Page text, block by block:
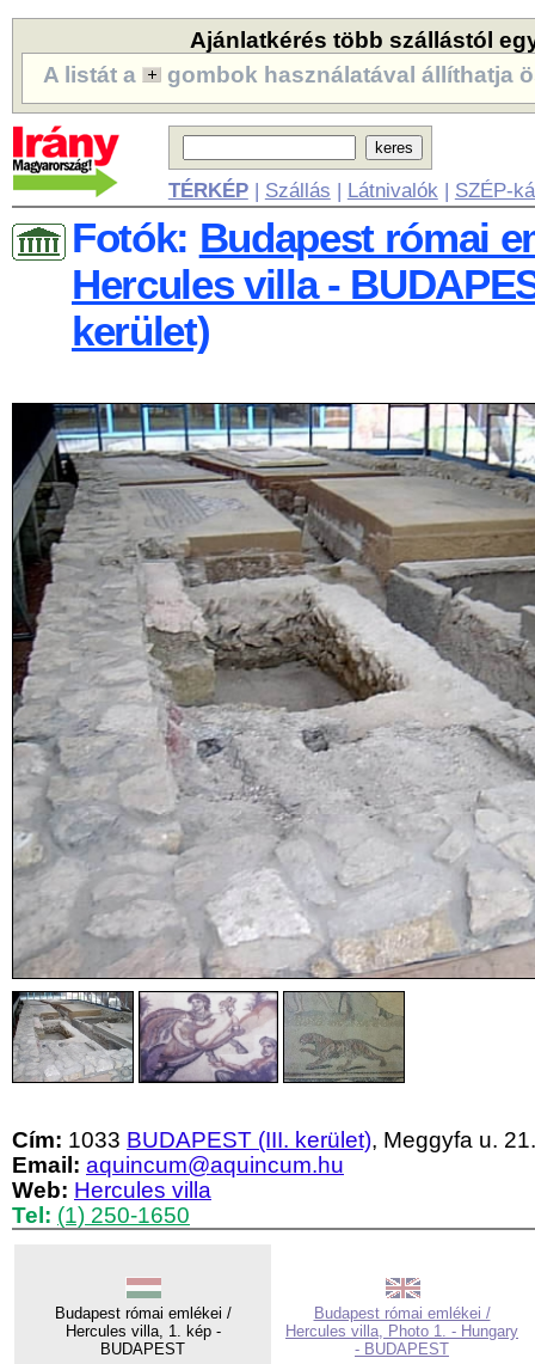
Ajánlatkérés több szállástól
A listát a
gombok használatával állíthatja
TÉRKÉP| Szállás | Látnivalók | SZÉP-
Fotók: Budapest római
Hercules villa -
kerület)
Cím: 1033 BUDAPEST (III. kerület), Meggyfa u. 21.
Email: aquincum@aquincum.hu
Web: Hercules villa
Tel: (1) 250-1650
Budapest római emlékei /
Hercules villa, 1. kép -
BUDAPEST
Budapest római emlékei /
Hercules villa, Photo 1. - Hungary
- BUDAPEST